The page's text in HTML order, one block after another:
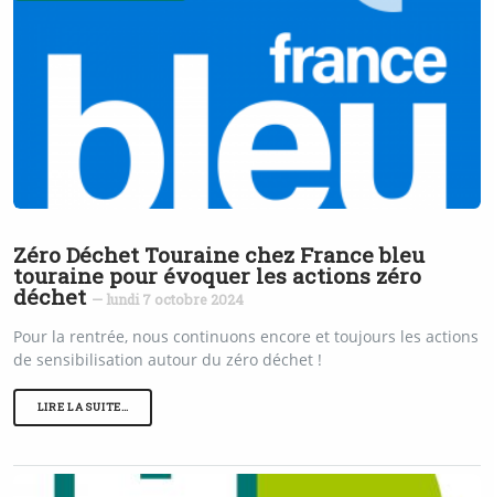
Zéro Déchet Touraine chez France bleu
touraine pour évoquer les actions zéro
déchet — lundi 7 octobre 2024
Pour la rentrée, nous continuons encore et toujours les actions
de sensibilisation autour du zéro déchet !
LIRE LA SUITE…